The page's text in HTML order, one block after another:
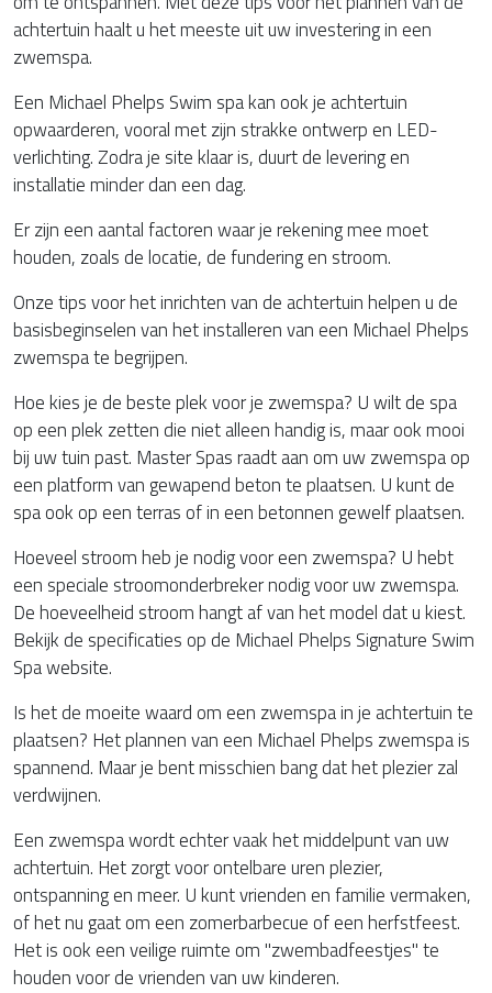
achtertuin haalt u het meeste uit uw investering in een
zwemspa.
Een Michael Phelps Swim spa kan ook je achtertuin
opwaarderen, vooral met zijn strakke ontwerp en LED-
verlichting. Zodra je site klaar is, duurt de levering en
installatie minder dan een dag.
Er zijn een aantal factoren waar je rekening mee moet
houden, zoals de locatie, de fundering en stroom.
Onze tips voor het inrichten van de achtertuin helpen u de
basisbeginselen van het installeren van een Michael Phelps
zwemspa te begrijpen.
Hoe kies je de beste plek voor je zwemspa? U wilt de spa
op een plek zetten die niet alleen handig is, maar ook mooi
bij uw tuin past. Master Spas raadt aan om uw zwemspa op
een platform van gewapend beton te plaatsen. U kunt de
spa ook op een terras of in een betonnen gewelf plaatsen.
Hoeveel stroom heb je nodig voor een zwemspa? U hebt
een speciale stroomonderbreker nodig voor uw zwemspa.
De hoeveelheid stroom hangt af van het model dat u kiest.
Bekijk de specificaties op de Michael Phelps Signature Swim
Spa website.
Is het de moeite waard om een zwemspa in je achtertuin te
plaatsen? Het plannen van een Michael Phelps zwemspa is
spannend. Maar je bent misschien bang dat het plezier zal
verdwijnen.
Een zwemspa wordt echter vaak het middelpunt van uw
achtertuin. Het zorgt voor ontelbare uren plezier,
ontspanning en meer. U kunt vrienden en familie vermaken,
of het nu gaat om een zomerbarbecue of een herfstfeest.
Het is ook een veilige ruimte om "zwembadfeestjes" te
houden voor de vrienden van uw kinderen.